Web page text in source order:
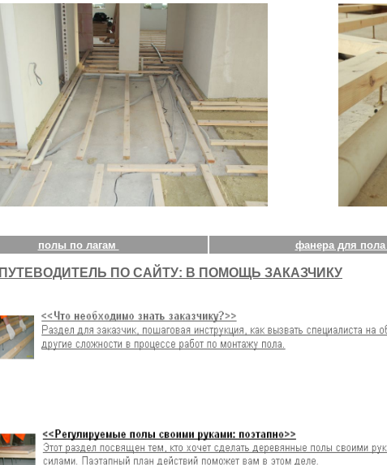
полы по лагам фанера для пола
ПУТЕВОДИТЕЛЬ ПО САЙТУ: В ПОМОЩЬ ЗАКАЗЧИКУ